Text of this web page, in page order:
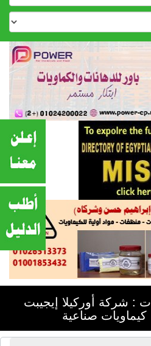
شركة أوركيلا إيجيبت
كيماويات صناعية